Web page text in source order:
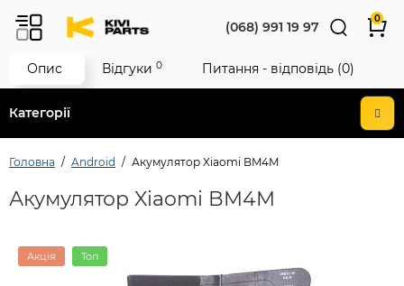
Категорії
(068) 991 19 97
0
Головна Android Акумулятор Xiaomi BM4M
Акумулятор Xiaomi BM4M
Акція Топ
Опис Відгуки 0 Питання - відповідь (0)